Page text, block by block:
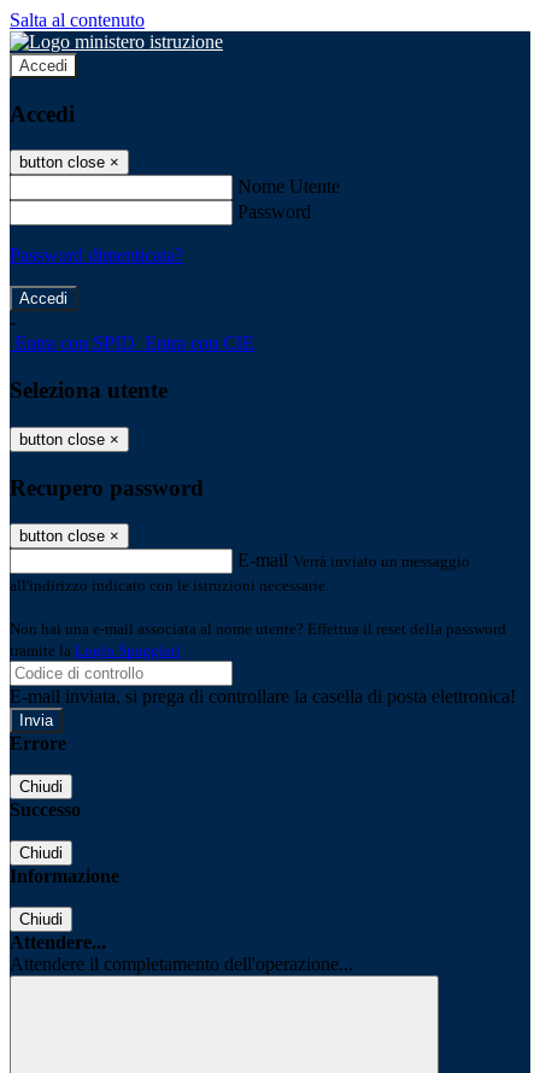
Salta al contenuto
Accedi
Accedi
button close ×
Nome Utente
Password
Password dimenticata?
-
Entra con SPID Entra con CIE
Seleziona utente
button close ×
Recupero password
button close ×
E-mail Verrà inviato un messaggio
all'indirizzo indicato con le istruzioni necessarie.
Non hai una e-mail associata al nome utente? Effettua il reset della password
tramite la Login Spaggiari
E-mail inviata, si prega di controllare la casella di posta elettronica!
Errore
Chiudi
Successo
Chiudi
Informazione
Chiudi
Attendere...
Attendere il completamento dell'operazione...